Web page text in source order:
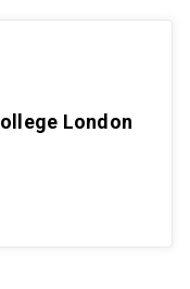
London